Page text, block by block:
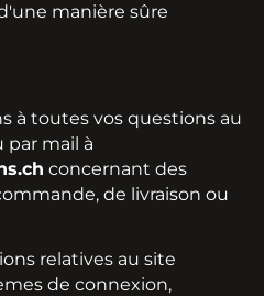
manière sûre
à toutes vos questions au
par mail à
concernant des
de livraison ou
relatives au site
de connexion,